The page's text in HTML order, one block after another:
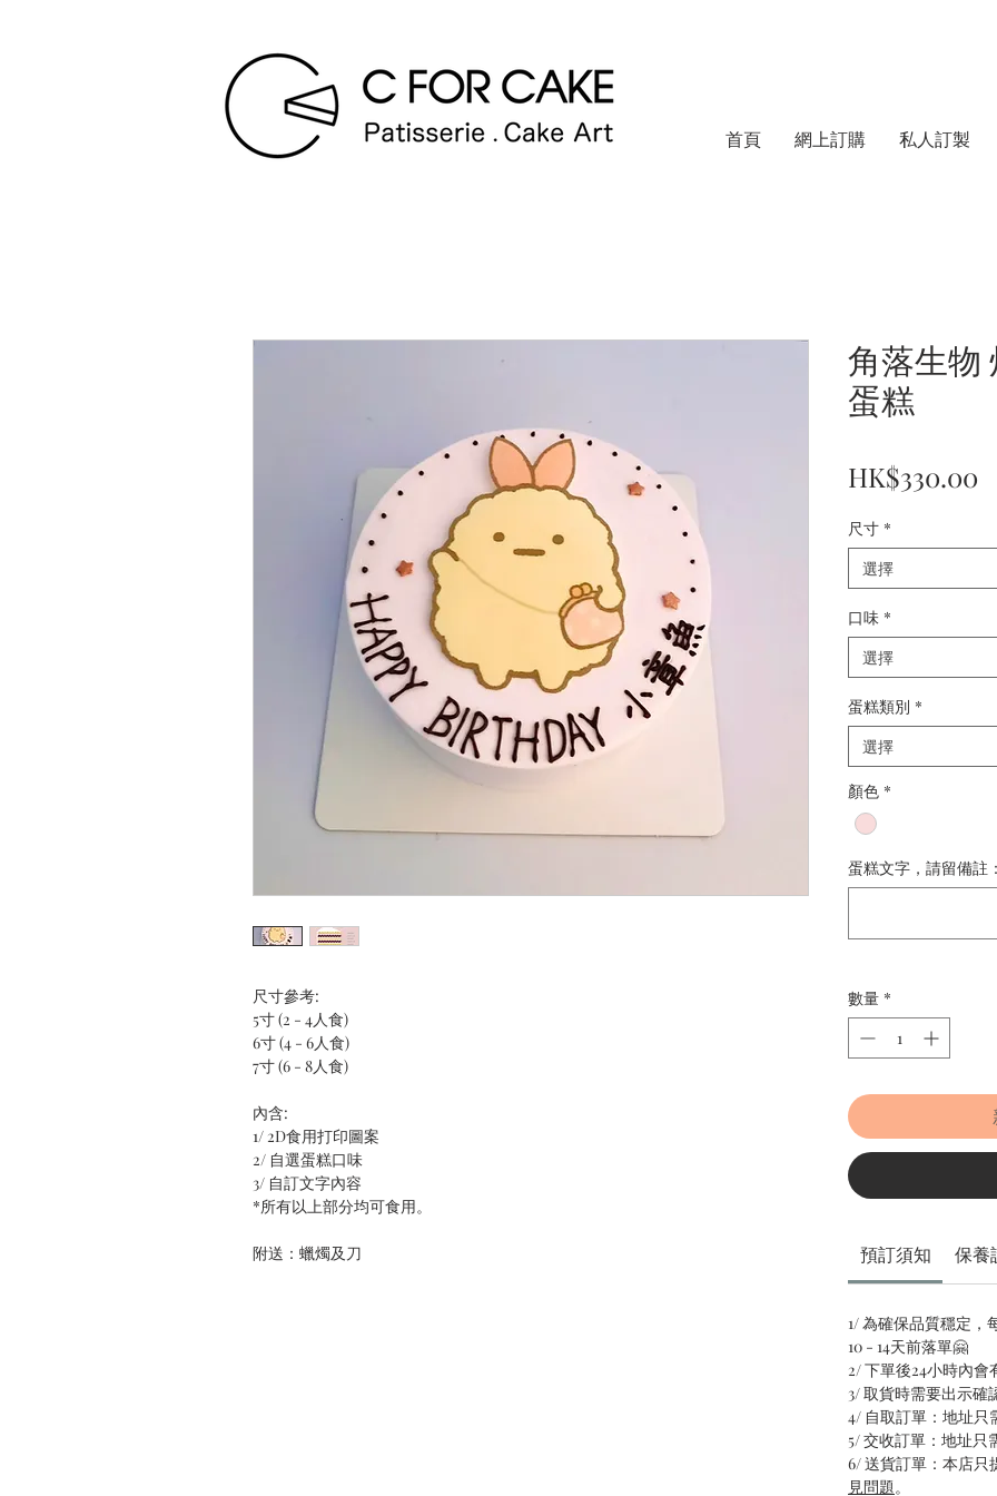
首頁 網上訂購 私人訂製
尺寸參考:
5寸 (2 - 4人食)
6寸 (4 - 6人食)
7寸 (6 - 8人食)
內含:
1/ 2D食用打印圖案
2/ 自選蛋糕口味
3/ 自訂文字內容
*所有以上部分均可食用。
附送：蠟燭及刀
角落生物
蛋糕
HK$330.00
尺寸 *
選擇
口味 *
選擇
蛋糕類別 *
選擇
顏色 *
蛋糕文字，請留備註
數量 *
預訂須知 保養
1/ 為確保品質穩定，
10 - 14天前落單🤗
2/ 下單後24小時內
3/ 取貨時需要出示確
4/ 自取訂單：地址只
5/ 交收訂單：地址只
6/ 送貨訂單：本店只
見問題。